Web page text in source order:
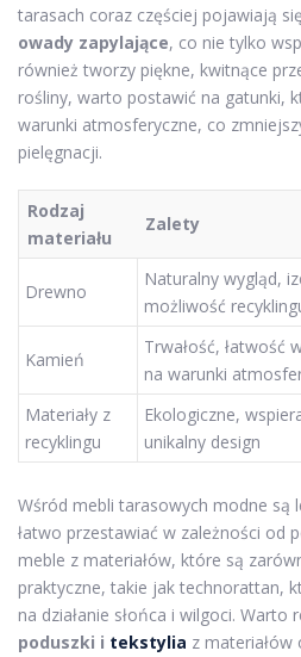
tarasach coraz częściej pojawiają
owady zapylające, co nie tylko
również tworzy piękne, kwitnące
rośliny, warto postawić na gatunki,
warunki atmosferyczne, co
pielęgnacji.
Rodzaj
materiału
Zalety
Drewno
Naturalny wygląd,
możliwość
Kamień
Trwałość, łatwość
na warunki
Materiały z
recyklingu
Ekologiczne,
unikalny design
Wśród mebli tarasowych modne są
łatwo przestawiać w zależności od
meble z materiałów, które są
praktyczne, takie jak technorattan,
na działanie słońca i wilgoci.
poduszki i tekstylia z materiałów